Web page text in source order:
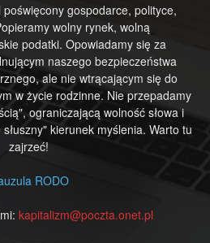
gospodarce, polityce,
wolny rynek, wolną
podatki. Opowiadamy się za
naszego bezpieczeństwa
ale nie wtrącającym się do
w życie rodzinne. Nie przepadamy
ograniczającą wolność słowa i
kierunek myślenia. Warto tu
zajrzeć!
RODO
kapitalizm@poczta.onet.pl